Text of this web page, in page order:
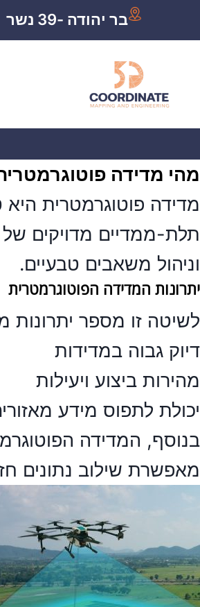
בר יהודה -39 נשר
מהי מדידה
מדידה פוטוגרמטרית
תלת-ממדיים מדויקים של
וניהול משאבים טבעיים.
יתרונות המדידה הפוטוגרמטרית
לשיטה זו מספר יתרונות
דיוק גבוה במדידות
מהירות ביצוע ויעילות
יכולת לתפוס מידע
בנוסף, המדידה
מאפשרת שילוב נתונים